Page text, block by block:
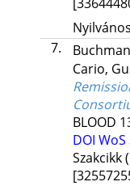
7.
Cario,
BLOOD
DOI WoS
Szakcikk